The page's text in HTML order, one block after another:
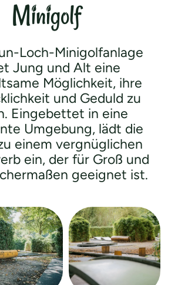
Minigolf
Loch-Minigolfanlage
Jung und Alt eine
Möglichkeit, ihre
und Geduld zu
Eingebettet in eine
Umgebung, lädt die
einem vergnüglichen
ein, der für Groß und
geeignet ist.